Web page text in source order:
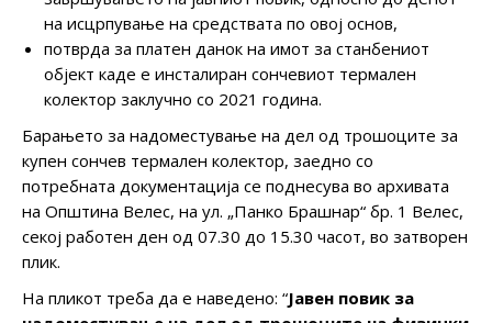
на исцрпување на средствата по овој основ,
потврда за платен данок на имот за станбениот
објект каде е инсталиран сончевиот термален
колектор заклучно со 2021 година.
Барањето за надоместување на дел од трошоците за
купен сончев термален колектор, заедно со
потребната документација се поднесува во архивата
на Општина Велес, на ул. „Панко Брашнар“ бр. 1 Велес,
секој работен ден од 07.30 до 15.30 часот, во затворен
плик.
На пликот треба да е наведено: “Јавен повик за